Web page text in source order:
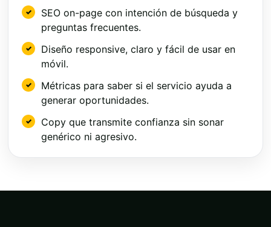
SEO on-page con intención de búsqueda y
preguntas frecuentes.
Diseño responsive, claro y fácil de usar en
móvil.
Métricas para saber si el servicio ayuda a
generar oportunidades.
Copy que transmite confianza sin sonar
genérico ni agresivo.